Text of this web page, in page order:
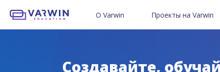
О Varwin Проекты на Varwin
Создавайте,